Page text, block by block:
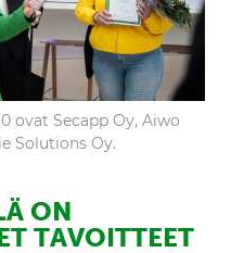
ovat Secapp Oy, Aiwo
Solutions Oy.
ON
TAVOITTEET